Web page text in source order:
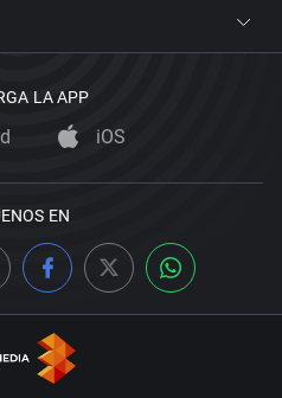
LA APP
iOS
EN